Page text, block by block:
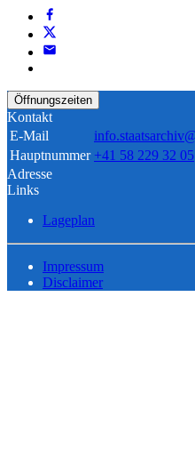
Öffnungszeiten
Kontakt
E-Mail
Hauptnummer +41 58 229 32 05
Adresse
Links
Lageplan
Impressum
Disclaimer